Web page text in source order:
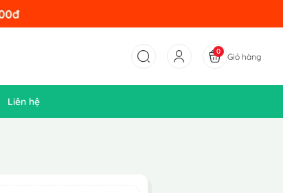
0
Giỏ hàng
Liên hệ